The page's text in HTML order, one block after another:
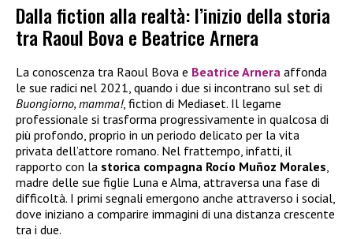
Dalla fiction alla realtà: l’inizio della storia
tra Raoul Bova e Beatrice Arnera
La conoscenza tra Raoul Bova e Beatrice Arnera affonda
le sue radici nel 2021, quando i due si incontrano sul set di
Buongiorno, mamma!, fiction di Mediaset. Il legame
professionale si trasforma progressivamente in qualcosa di
più profondo, proprio in un periodo delicato per la vita
privata dell’attore romano. Nel frattempo, infatti, il
rapporto con la storica compagna Rocío Muñoz Morales,
madre delle sue figlie Luna e Alma, attraversa una fase di
difficoltà. I primi segnali emergono anche attraverso i social,
dove iniziano a comparire immagini di una distanza crescente
tra i due.